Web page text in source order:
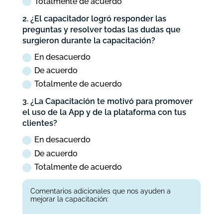
2. ¿El capacitador logró responder las
preguntas y resolver todas las dudas que
surgieron durante la capacitación?
En desacuerdo
De acuerdo
Totalmente de acuerdo
3. ¿La Capacitación te motivó para promover
el uso de la App y de la plataforma con tus
clientes?
En desacuerdo
De acuerdo
Totalmente de acuerdo